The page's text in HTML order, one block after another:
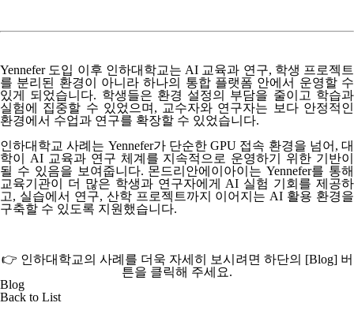
Yennefer 도입 이후 인하대학교는 AI 교육과 연구, 학생 프로젝트
를 분리된 환경이 아니라 하나의 통합 플랫폼 안에서 운영할 수
있게 되었습니다. 학생들은 환경 설정의 부담을 줄이고 학습과
실험에 집중할 수 있었으며, 교수자와 연구자는 보다 안정적인
환경에서 수업과 연구를 확장할 수 있었습니다.
인하대학교 사례는 Yennefer가 단순한 GPU 접속 환경을 넘어, 대
학이 AI 교육과 연구 체계를 지속적으로 운영하기 위한 기반이
될 수 있음을 보여줍니다. 몬드리안에이아이는 Yennefer를 통해
교육기관이 더 많은 학생과 연구자에게 AI 실험 기회를 제공하
고, 실습에서 연구, 산학 프로젝트까지 이어지는 AI 활용 환경을
구축할 수 있도록 지원했습니다.
👉 인하대학교의 사례를 더욱 자세히 보시려면 하단의 [Blog]버
튼을 클릭해 주세요.
Blog
Back to List